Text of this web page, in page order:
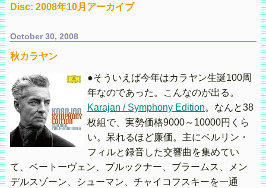
Disc: 2008年10月アーカイブ
October 30, 2008
秋カラヤン
●そういえば今年はカラヤン生誕100周
年なのであった。こんなのが出る。
Karajan / Symphony Edition。なんと38
枚組で、実勢価格9000～10000円くら
い。呆れるほど廉価。主にベルリン・
フィルと録音した交響曲を集めてい
て、ベートーヴェン、ブルックナー、ブラームス、メン
デルスゾーン、シューマン、チャイコフスキーを一通